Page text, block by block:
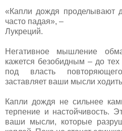
«Капли дождя проделывают
часто падая», –
Лукреций.
Негативное мышление
кажется безобидным – до
под власть
заставляет ваши мысли ходить
Капли дождя не сильнее
терпение и настойчивость.
ваши мысли, которые